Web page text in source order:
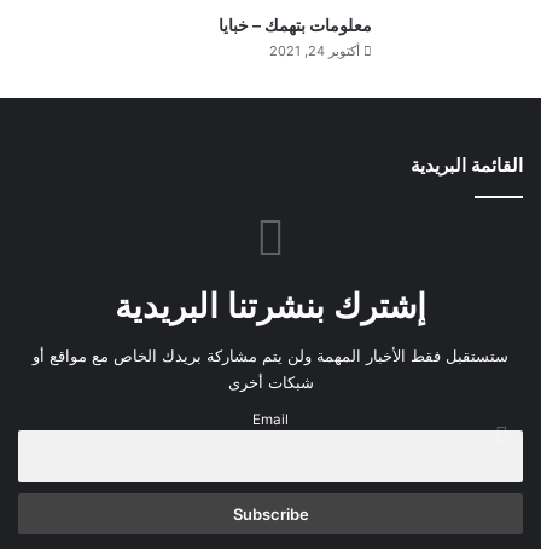
معلومات بتهمك – خبايا
أكتوبر 24, 2021
القائمة البريدية
إشترك بنشرتنا البريدية
ستستقبل فقط الأخبار المهمة ولن يتم مشاركة بريدك الخاص مع مواقع أو
شبكات أخرى
Email